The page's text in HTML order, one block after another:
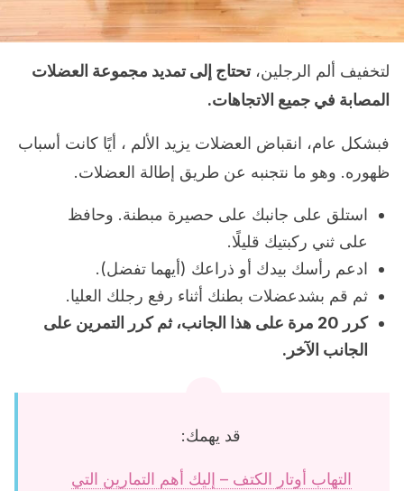
لتخفيف ألم الرجلين،تحتاج إلى تمديد مجموعة العضلات
المصابة في جميع الاتجاهات.
فبشكل عام، انقباض العضلات يزيد الألم ، أيًا كانت أسباب
ظهوره. وهو ما نتجنبه عن طريق إطالة العضلات.
استلق على جانبك على حصيرة مبطنة. وحافظ
على ثني ركبتيك قليلًا.
ادعم رأسك بيدك أو ذراعك (أيهما تفضل).
ثم قم بشدعضلات بطنك أثناء رفع رجلك العليا.
كرر 20 مرة على هذا الجانب، ثم كرر التمرين على
الجانب الآخر.
قد يهمك:
التهاب أوتار الكتف – إليك أهم التمارين التي